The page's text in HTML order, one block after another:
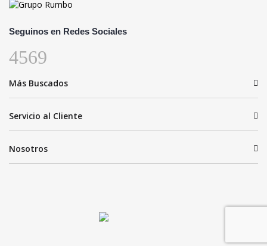
Seguinos en Redes Sociales
Más Buscados
Servicio al Cliente
Nosotros